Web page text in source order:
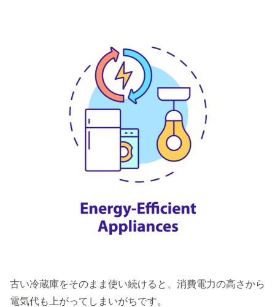
古い冷蔵庫をそのまま使い続けると、消費電力の高さから
電気代も上がってしまいがちです。